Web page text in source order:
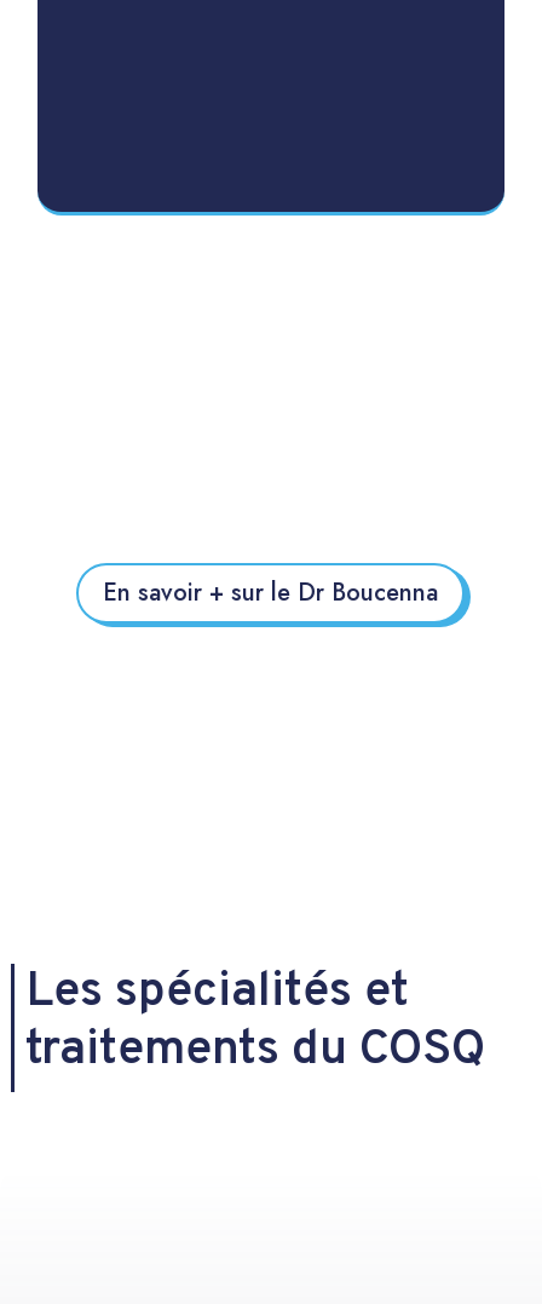
En savoir + sur le Dr Boucenna
Les spécialités et
traitements du COSQ